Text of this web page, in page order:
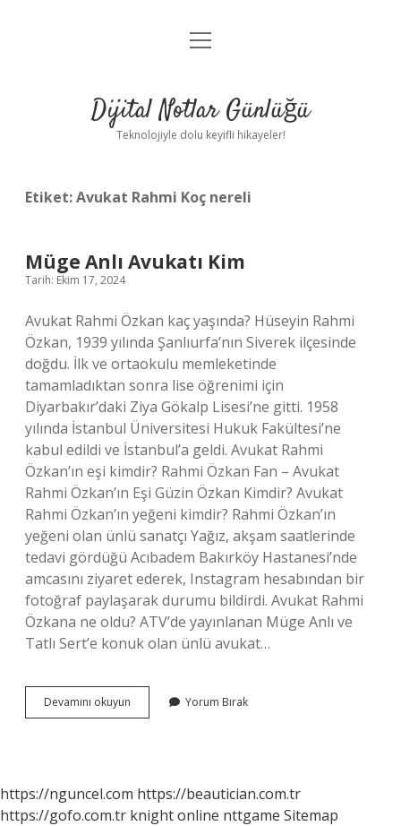
Anasayfa
Yasal Uyarı
menüyü
Dijital Notlar Günlüğü
Teknolojiyle dolu keyifli hikayeler!
Etiket:Avukat Rahmi Koç nereli
Müge Anlı Avukatı Kim
Tarih: Ekim 17, 2024
Avukat Rahmi Özkan kaç yaşında? Hüseyin Rahmi
Özkan, 1939 yılında Şanlıurfa’nın Siverek ilçesinde
doğdu. İlk ve ortaokulu memleketinde
tamamladıktan sonra lise öğrenimi için
Diyarbakır’daki Ziya Gökalp Lisesi’ne gitti. 1958
yılında İstanbul Üniversitesi Hukuk Fakültesi’ne
kabul edildi ve İstanbul’a geldi. Avukat Rahmi
Özkan’ın eşi kimdir? Rahmi Özkan Fan – Avukat
Rahmi Özkan’ın Eşi Güzin Özkan Kimdir? Avukat
Rahmi Özkan’ın yeğeni kimdir? Rahmi Özkan’ın
yeğeni olan ünlü sanatçı Yağız, akşam saatlerinde
tedavi gördüğü Acıbadem Bakırköy Hastanesi’nde
amcasını ziyaret ederek, Instagram hesabından bir
fotoğraf paylaşarak durumu bildirdi. Avukat Rahmi
Özkana ne oldu? ATV’de yayınlanan Müge Anlı ve
Tatlı Sert’e konuk olan ünlü avukat…
Devamını okuyun
Anlı
Yorum Bırak
https://nguncel.com https://beautician.com.tr
https://gofo.com.tr knight online nttgame Sitemap